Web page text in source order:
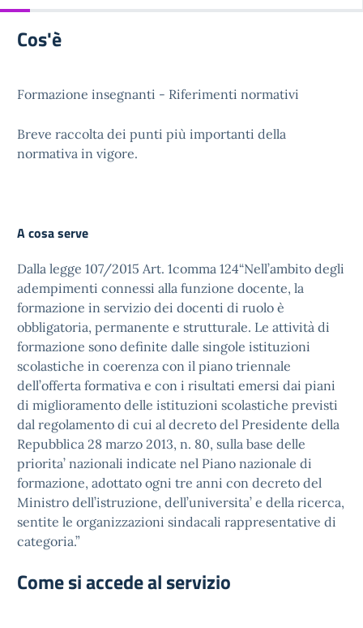
Cos'è
Formazione insegnanti - Riferimenti normativi
Breve raccolta dei punti più importanti della
normativa in vigore.
A cosa serve
Dalla legge 107/2015 Art. 1comma 124“Nell’ambito degli
adempimenti connessi alla funzione docente, la
formazione in servizio dei docenti di ruolo è
obbligatoria, permanente e strutturale. Le attività di
formazione sono definite dalle singole istituzioni
scolastiche in coerenza con il piano triennale
dell’offerta formativa e con i risultati emersi dai piani
di miglioramento delle istituzioni scolastiche previsti
dal regolamento di cui al decreto del Presidente della
Repubblica 28 marzo 2013, n. 80, sulla base delle
priorita’ nazionali indicate nel Piano nazionale di
formazione, adottato ogni tre anni con decreto del
Ministro dell’istruzione, dell’universita’ e della ricerca,
sentite le organizzazioni sindacali rappresentative di
categoria.”
Come si accede al servizio